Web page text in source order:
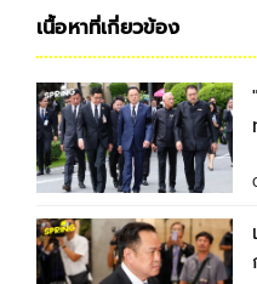
เนื้อหาที่เกี่ยวข้อง